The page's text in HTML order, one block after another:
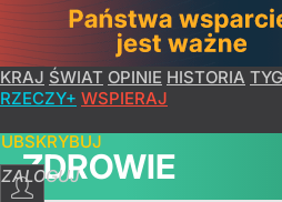
KRAJ ŚWIAT OPINIE HISTORIA
RZECZY+ WSPIERAJ
ZALOGUJ
ZDROWIE